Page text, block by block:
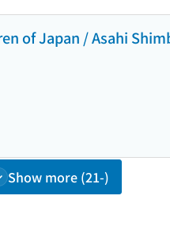
of Japan / Asahi
Show more (21-)